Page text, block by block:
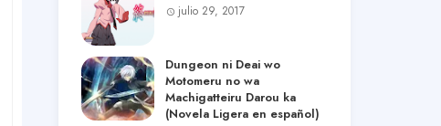
julio 29, 2017
Dungeon ni Deai wo
Motomeru no wa
Machigatteiru Darou ka
(Novela Ligera en español)